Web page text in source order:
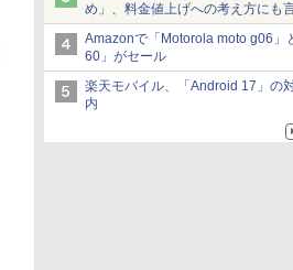
め」、料金値上げへの考え方にも
Amazonで「Motorola moto g06」
60」がセール
楽天モバイル、「Android 17」の
内